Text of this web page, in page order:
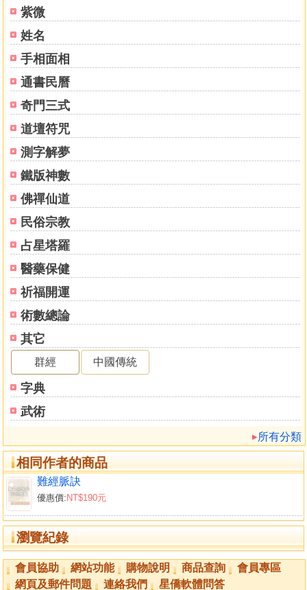
紫微
姓名
手相面相
通書民曆
奇門三式
道壇符咒
測字解夢
鐵版神數
佛禪仙道
民俗宗教
占星塔羅
醫藥保健
祈福開運
術數總論
其它
群經 中國傳統
字典
武術
所有分類
相同作者的商品
難經脈訣
優惠價: NT$190元
瀏覽紀錄
會員協助 網站功能 購物說明 商品查詢
會員專區
網頁及郵件問題
連絡我們 星僑軟體問答